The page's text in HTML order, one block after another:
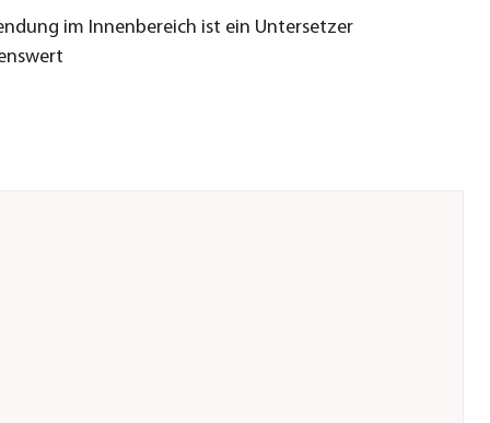
im Innenbereich ist ein Untersetzer